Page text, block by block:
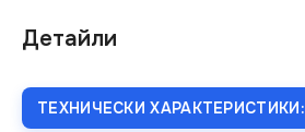
Детайли
ТЕХНИЧЕСКИ ХАРАКТЕРИСТИКИ: